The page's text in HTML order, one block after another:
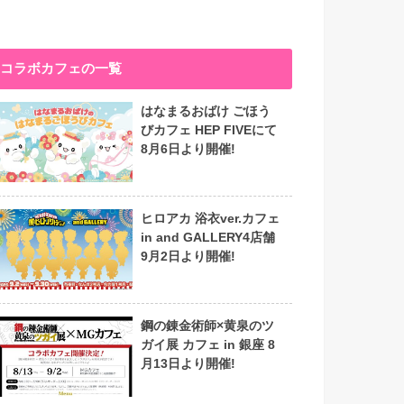
コラボカフェの一覧
はなまるおばけ ごほう
びカフェ HEP FIVEにて
8月6日より開催!
ヒロアカ 浴衣ver.カフェ
in and GALLERY4店舗
9月2日より開催!
鋼の錬金術師×黄泉のツ
ガイ展 カフェ in 銀座 8
月13日より開催!